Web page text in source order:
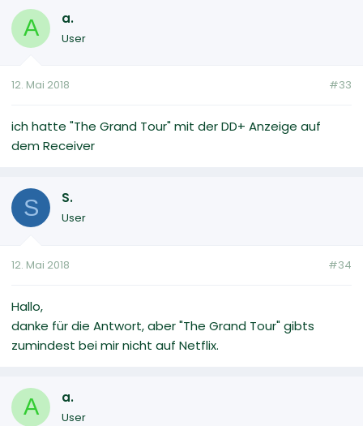
A a.
User
12. Mai 2018 #33
ich hatte "The Grand Tour" mit der DD+ Anzeige auf
dem Receiver
S S.
User
12. Mai 2018 #34
Hallo,
danke für die Antwort, aber "The Grand Tour" gibts
zumindest bei mir nicht auf Netflix.
A a.
User